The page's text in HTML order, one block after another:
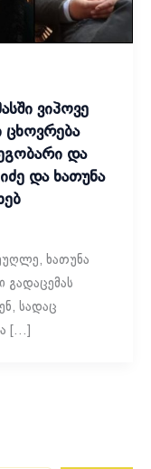
ვიპოვე
და
და ხათუნა
ხათუნა
გადაცემას
სადაც
[…]